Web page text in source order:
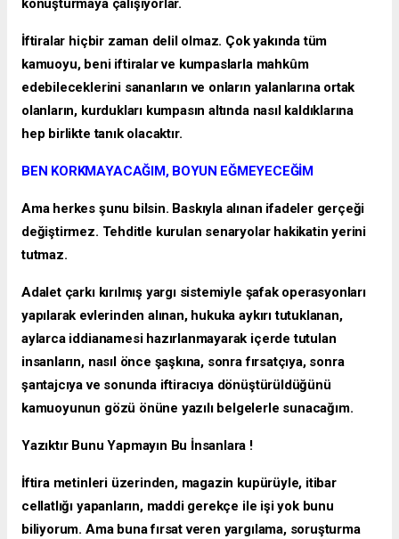
konuşturmaya çalışıyorlar.
İftiralar hiçbir zaman delil olmaz. Çok yakında tüm
kamuoyu, beni iftiralar ve kumpaslarla mahkûm
edebileceklerini sananların ve onların yalanlarına ortak
olanların, kurdukları kumpasın altında nasıl kaldıklarına
hep birlikte tanık olacaktır.
BEN KORKMAYACAĞIM, BOYUN EĞMEYECEĞİM
Ama herkes şunu bilsin. Baskıyla alınan ifadeler gerçeği
değiştirmez. Tehditle kurulan senaryolar hakikatin yerini
tutmaz.
Adalet çarkı kırılmış yargı sistemiyle şafak operasyonları
yapılarak evlerinden alınan, hukuka aykırı tutuklanan,
aylarca iddianamesi hazırlanmayarak içerde tutulan
insanların, nasıl önce şaşkına, sonra fırsatçıya, sonra
şantajcıya ve sonunda iftiracıya dönüştürüldüğünü
kamuoyunun gözü önüne yazılı belgelerle sunacağım.
Yazıktır Bunu Yapmayın Bu İnsanlara !
İftira metinleri üzerinden, magazin kupürüyle, itibar
cellatlığı yapanların, maddi gerekçe ile işi yok bunu
biliyorum. Ama buna fırsat veren yargılama, soruşturma